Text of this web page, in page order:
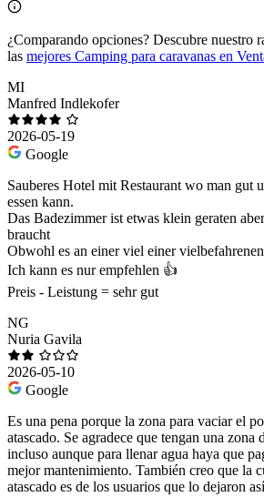
¿Comparando opciones? Descubre nuestro
las mejores Camping para caravanas en
MI
Manfred Indlekofer
2026-05-19
Google
Sauberes Hotel mit Restaurant wo man gut
essen kann.
Das Badezimmer ist etwas klein geraten
braucht
Obwohl es an einer viel einer
Ich kann es nur empfehlen 👍
Preis - Leistung = sehr gut
NG
Nuria Gavila
2026-05-10
Google
Es una pena porque la zona para vaciar el
atascado. Se agradece que tengan una zona
incluso aunque para llenar agua haya que
mejor mantenimiento. También creo que la
atascado es de los usuarios que lo dejaron